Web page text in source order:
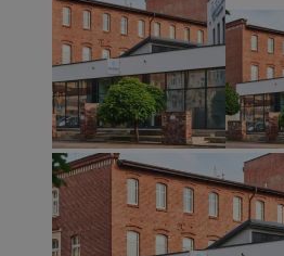
Niezbędne pliki cookie
takich jak logowanie
można prawidłowo korzystać
Nazwa
SessID
QeSessID